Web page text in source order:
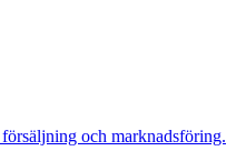
och marknadsföring.